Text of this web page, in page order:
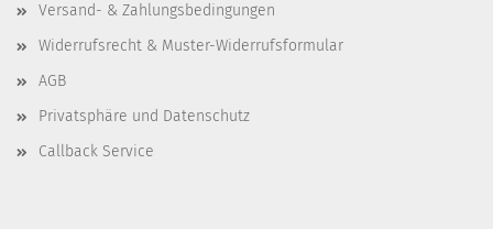
Versand- & Zahlungsbedingungen
Widerrufsrecht & Muster-Widerrufsformular
AGB
Privatsphäre und Datenschutz
Callback Service